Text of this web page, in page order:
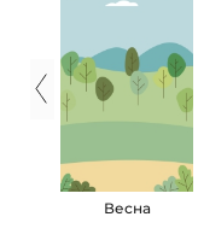
РАСПРОДАЖА
АКЦИИ
КОНТАКТЫ
Весна